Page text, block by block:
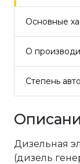
Основные
О
Степень
Дизельная
(дизель